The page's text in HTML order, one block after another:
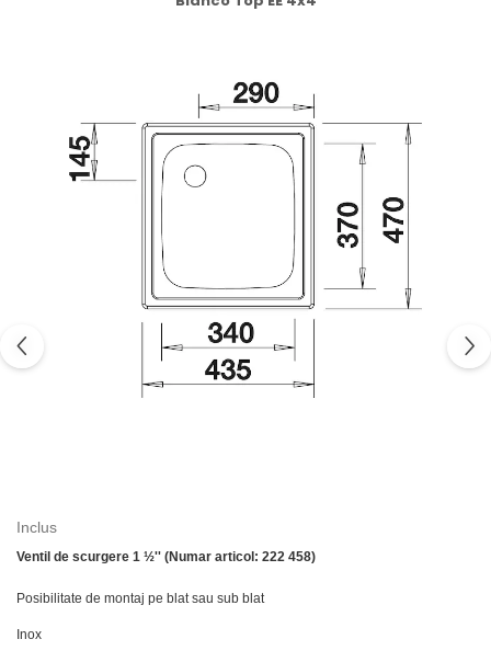
Plite cu hota integrata
Inclus
Ventil de scurgere 1 ½'' (Numar articol: 222 458)
Posibilitate de montaj pe blat sau sub blat
Inox